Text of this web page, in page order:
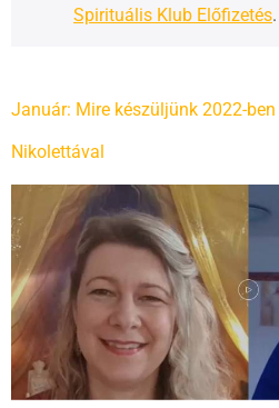
Spirituális Klub Előfizetés.
Január: Mire készüljünk 2022-
Nikolettával